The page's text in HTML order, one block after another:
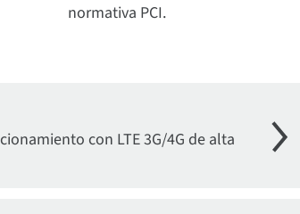
normativa PCI.
con LTE 3G/4G de alta